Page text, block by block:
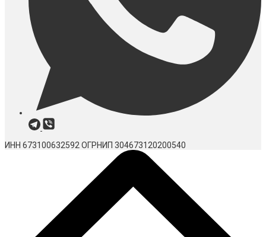
ИНН 673100632592 ОГРНИП 304673120200540